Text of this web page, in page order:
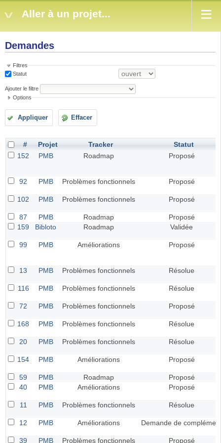
Aller à un projet...
Demandes
Filtres
Statut
Ajouter le filtre
Options
Appliquer Effacer
# Projet Tracker
Statut
152
PMB Roadmap Proposé
92 PMB Problèmes fonctionnels Proposé
102 PMB Problèmes fonctionnels Proposé
87 PMB Roadmap
Proposé
159
Bibloto Roadmap Validée
99 PMB Améliorations Proposé
13 PMB Problèmes fonctionnels Résolue
116 PMB Problèmes fonctionnels Résolue
72 PMB Problèmes fonctionnels Proposé
168 PMB Problèmes fonctionnels Résolue
20 PMB Problèmes fonctionnels Résolue
154 PMB Améliorations Proposé
59 PMB Roadmap
Proposé
40
PMB Améliorations Proposé
11 PMB Problèmes fonctionnels Résolue
12 PMB Améliorations Demande de
39 PMB Problèmes fonctionnels Proposé